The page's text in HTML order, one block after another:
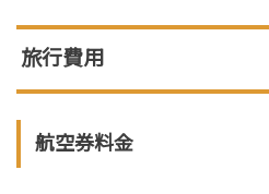
旅行費用
航空券料金